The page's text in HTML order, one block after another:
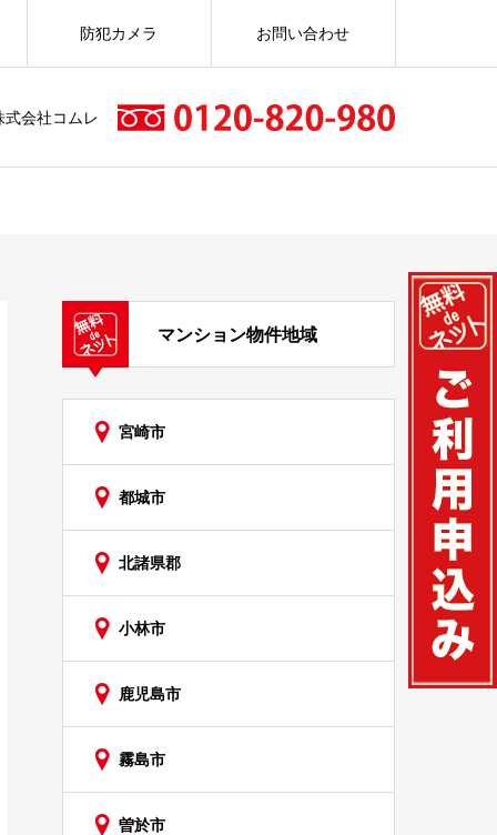
会社コムレ
防犯カメラ お問い合わせ
マンション物件地域
宮崎市
都城市
北諸県郡
小林市
鹿児島市
霧島市
曽於市